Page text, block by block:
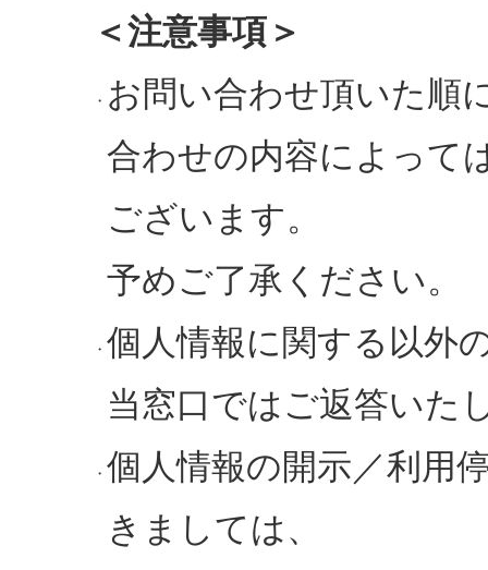
＜注意事項＞
・ お問い合わせ頂いた順
合わせの内容によって
ございます。
予めご了承ください。
・ 個人情報に関する以外
当窓口ではご返答いた
・ 個人情報の開示／利用
きましては、